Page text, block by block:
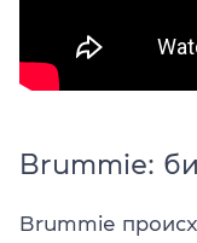
Brummie:
Brummie